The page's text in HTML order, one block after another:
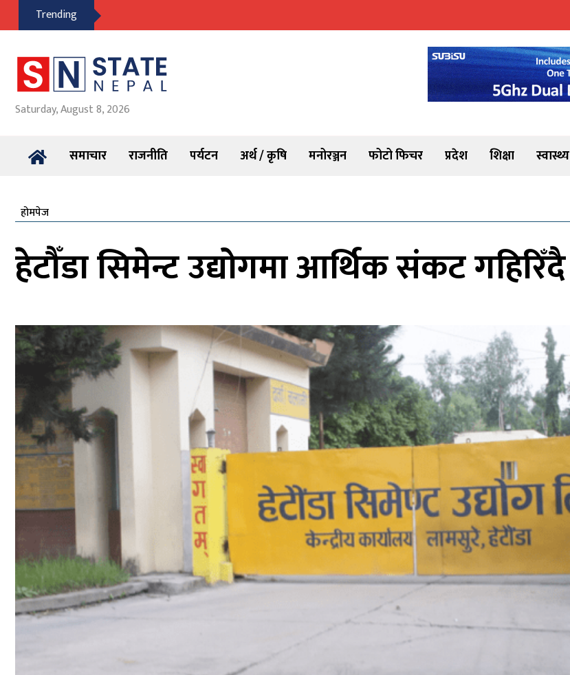
Trending
Saturday, August 8, 2026
समाचार राजनीति पर्यटन अर्थ / कृषि मनोरञ्जन फोटो फिचर प्रदेश शिक्षा स्वास्थ्य
होमपेज
हेटौँडा सिमेन्ट उद्योगमा आर्थिक संकट गहिरिँदै